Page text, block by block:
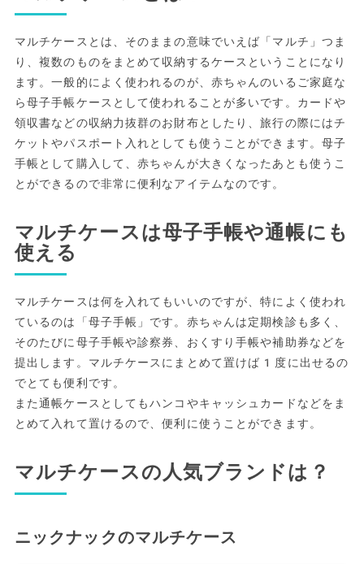
マルチケースとは、そのままの意味でいえば「マルチ」つま
り、複数のものをまとめて収納するケースということになり
ます。一般的によく使われるのが、赤ちゃんのいるご家庭な
ら母子手帳ケースとして使われることが多いです。カードや
領収書などの収納力抜群のお財布としたり、旅行の際にはチ
ケットやパスポート入れとしても使うことができます。母子
手帳として購入して、赤ちゃんが大きくなったあとも使うこ
とができるので非常に便利なアイテムなのです。
マルチケースは母子手帳や通帳にも
使える
マルチケースは何を入れてもいいのですが、特によく使われ
ているのは「母子手帳」です。赤ちゃんは定期検診も多く、
そのたびに母子手帳や診察券、おくすり手帳や補助券などを
提出します。マルチケースにまとめて置けば1度に出せるの
でとても便利です。
また通帳ケースとしてもハンコやキャッシュカードなどをま
とめて入れて置けるので、便利に使うことができます。
マルチケースの人気ブランドは？
ニックナックのマルチケース